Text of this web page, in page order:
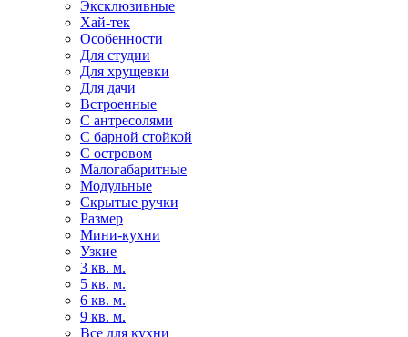
Эксклюзивные
Хай-тек
Особенности
Для студии
Для хрущевки
Для дачи
Встроенные
С антресолями
С барной стойкой
С островом
Малогабаритные
Модульные
Скрытые ручки
Размер
Мини-кухни
Узкие
3 кв. м.
5 кв. м.
6 кв. м.
9 кв. м.
Все для кухни